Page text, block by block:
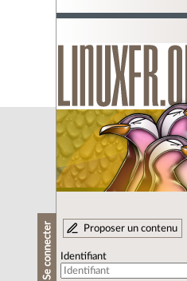
Se connecter Proposer un contenu
Identifiant